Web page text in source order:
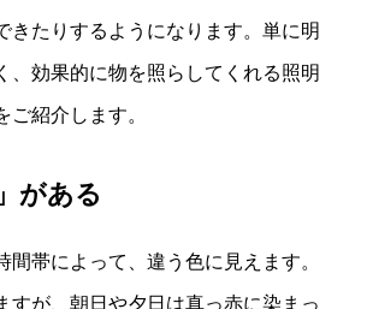
きたりするようになります。単に明
、効果的に物を照らしてくれる照明
紹介します。
がある
帯によって、違う色に見えます。
すが、朝日や夕日は真っ赤に染まっ